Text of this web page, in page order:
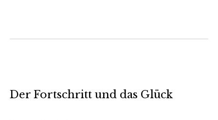
Der Fortschritt und das Glück